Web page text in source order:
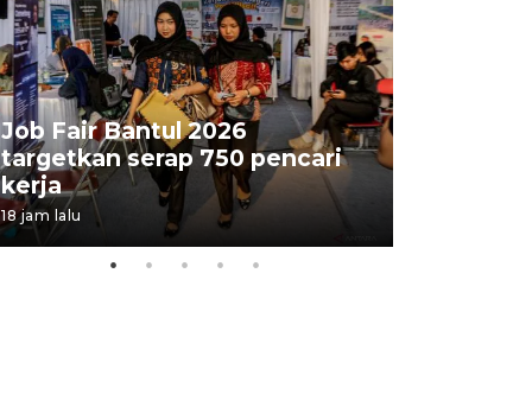
Job Fair Bantul 2026
targetkan serap 750 pencari
kerja
18 jam lalu